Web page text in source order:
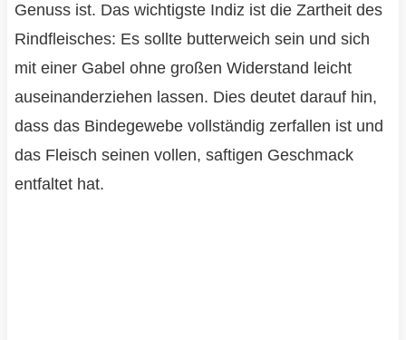
Genuss ist. Das wichtigste Indiz ist die Zartheit des
Rindfleisches: Es sollte butterweich sein und sich
mit einer Gabel ohne großen Widerstand leicht
auseinanderziehen lassen. Dies deutet darauf hin,
dass das Bindegewebe vollständig zerfallen ist und
das Fleisch seinen vollen, saftigen Geschmack
entfaltet hat.